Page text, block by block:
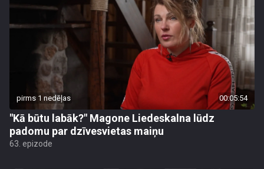
pirms 1 nedēļas 00:05:54
"Kā būtu labāk?" Magone Liedeskalna lūdz
padomu par dzīvesvietas maiņu
63. epizode